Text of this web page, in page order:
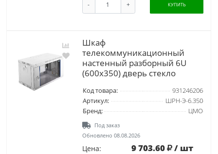
- + КУПИТЬ
Шкаф
телекоммуникационный
настенный разборный 6U
(600х350) дверь стекло
Код товара:
931246206
Артикул:
ШРН-Э-6.350
Бренд:
ЦМО
Под заказ
Обновлено 08.08.2026
Цена: 9 703.60 / шт